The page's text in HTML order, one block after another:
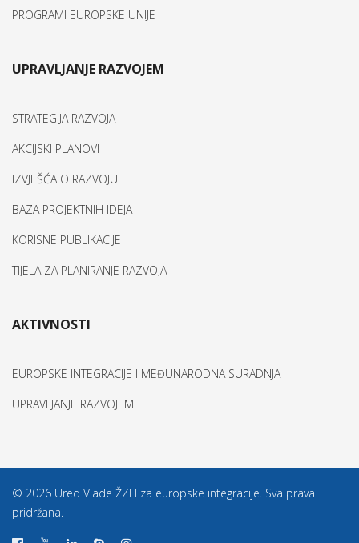
PROGRAMI EUROPSKE UNIJE
UPRAVLJANJE RAZVOJEM
STRATEGIJA RAZVOJA
AKCIJSKI PLANOVI
IZVJEŠĆA O RAZVOJU
BAZA PROJEKTNIH IDEJA
KORISNE PUBLIKACIJE
TIJELA ZA PLANIRANJE RAZVOJA
AKTIVNOSTI
EUROPSKE INTEGRACIJE I MEĐUNARODNA SURADNJA
UPRAVLJANJE RAZVOJEM
© 2026 Ured Vlade ŽZH za europske integracije. Sva prava
pridržana.